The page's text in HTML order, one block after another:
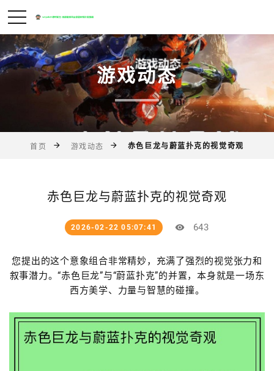
游戏动态
首页 游戏动态 赤色巨龙与蔚蓝扑克的视觉奇观
赤色巨龙与蔚蓝扑克的视觉奇观
2026-02-22 05:07:41 643
您提出的这个意象组合非常精妙，充满了强烈的视觉张力和
叙事潜力。“赤色巨龙”与“蔚蓝扑克”的并置，本身就是一场东
西方美学、力量与智慧的碰撞。